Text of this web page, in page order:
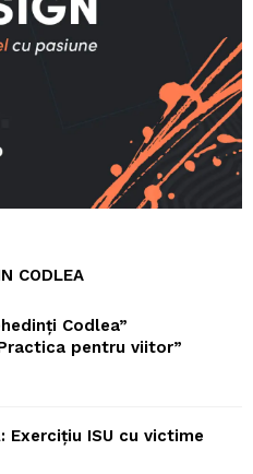
CODLEA
Codlea”
pentru viitor”
Exercițiu ISU cu victime